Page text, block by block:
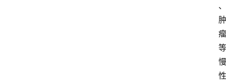
、
肿
瘤
等
慢
性